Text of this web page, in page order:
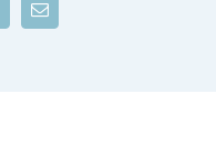
Correo